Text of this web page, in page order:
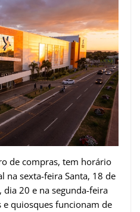
de compras, tem horário
na sexta-feira Santa, 18 de
20 e na segunda-feira
e quiosques funcionam de